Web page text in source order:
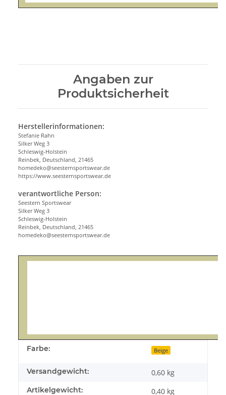
Angaben zur
Produktsicherheit
Herstellerinformationen:
Stefanie Rahn
Silker Weg 3
Schleswig-Holstein
Reinbek, Deutschland, 21465
homedeko@seesternsportswear.de
https://www.seesternsportswear.de
verantwortliche Person:
Seestern Sportswear
Silker Weg 3
Schleswig-Holstein
Reinbek, Deutschland, 21465
homedeko@seesternsportswear.de
Farbe: Beige
Versandgewicht: 0,60 kg
Artikelgewicht: 0,40 kg